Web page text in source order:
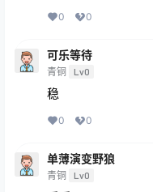
0 0
可乐等待
青铜 Lv0
稳
0 0
单薄演变野狼
青铜 Lv0